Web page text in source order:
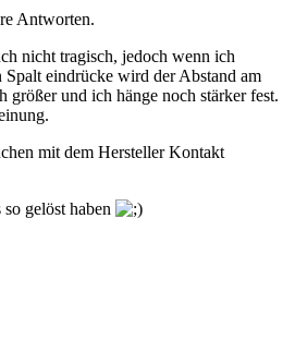
Antworten.
nicht tragisch, jedoch wenn ich
Spalt eindrücke wird der Abstand am
größer und ich hänge noch stärker fest.
mit dem Hersteller Kontakt
gelöst haben